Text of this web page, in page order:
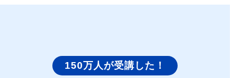
150万人が受講した！